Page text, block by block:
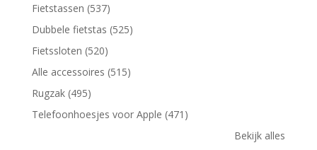
Fietstassen (537)
Dubbele fietstas (525)
Fietssloten (520)
Alle accessoires (515)
Rugzak (495)
Telefoonhoesjes voor Apple (471)
Bekijk alles